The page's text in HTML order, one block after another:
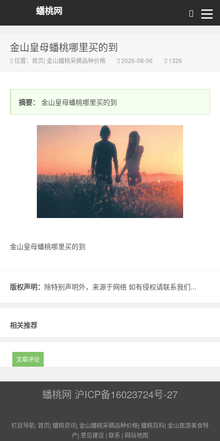
蟠桃网
金山皇母蟠桃哪里买的到
位置： 首页| 金山蟠桃采摘品种价格 2026-08-06 1326
摘要： 金山皇母蟠桃哪里买的到
金山皇母蟠桃哪里买的到
版权声明： 除特别声明外，来源于网络 如有侵权请联系我们...
相关推荐
文章评论
蟠桃网 沪ICP备16023724号-27
栏目导航:首页| 蟠桃资讯| 金山蟠桃采摘品种价格| 蟠桃百科| 金山旅游美食特
产| 意见建议 | 联系 | 网站地图